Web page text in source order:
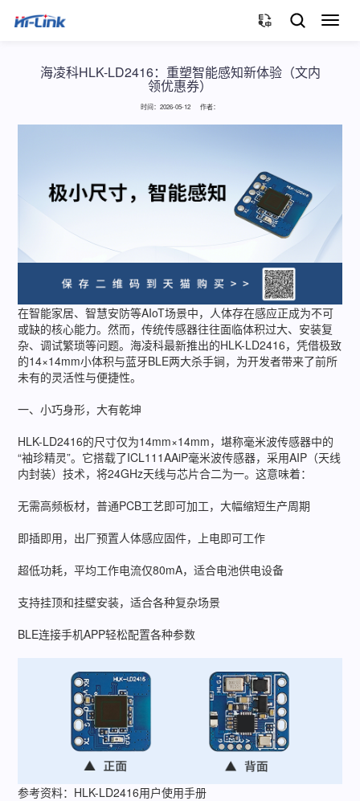
切
海凌科HLK-LD2416：重塑智能感知新体验（文内
领优惠券）
时间：2026-05-12 作者：
在智能家居、智慧安防等AIoT场景中，人体存在感应正成为不可
或缺的核心能力。然而，传统传感器往往面临体积过大、安装复
杂、调试繁琐等问题。海凌科最新推出的HLK-LD2416，凭借极致
的14×14mm小体积与蓝牙BLE两大杀手锏，为开发者带来了前所
未有的灵活性与便捷性。
一、小巧身形，大有乾坤
HLK-LD2416的尺寸仅为14mm×14mm，堪称毫米波传感器中的
“袖珍精灵”。它搭载了ICL111AAiP毫米波传感器，采用AIP（天线
内封装）技术，将24GHz天线与芯片合二为一。这意味着：
无需高频板材，普通PCB工艺即可加工，大幅缩短生产周期
即插即用，出厂预置人体感应固件，上电即可工作
超低功耗，平均工作电流仅80mA，适合电池供电设备
支持挂顶和挂壁安装，适合各种复杂场景
BLE连接手机APP轻松配置各种参数
参考资料：HLK-LD2416用户使用手册